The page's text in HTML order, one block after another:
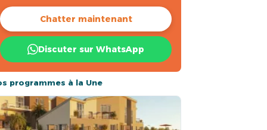
Chatter maintenant
Discuter sur WhatsApp
programmes à la Une